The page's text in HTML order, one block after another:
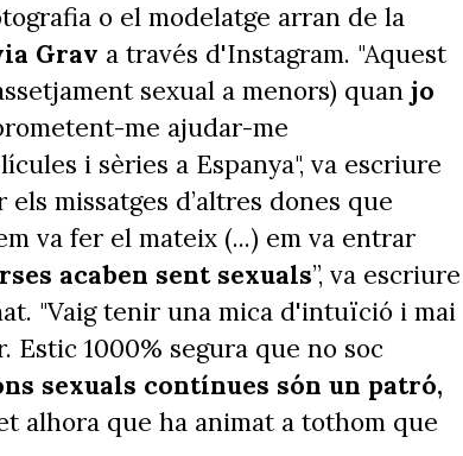
o el modelatge arran de la
Grav a través d'Instagram. "Aquest
sexual a menors) quan jo
me ajudar-me
i sèries a Espanya", va escriure
missatges d’altres dones que
va fer el mateix (...) em va entrar
acaben sent sexuals”, va escriure
"Vaig tenir una mica d'intuïció i mai
Estic 1000% segura que no soc
sexuals contínues són un patró,
alhora que ha animat a tothom que